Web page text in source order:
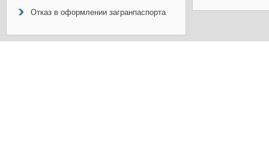
Отказ в оформлении загранпаспорта